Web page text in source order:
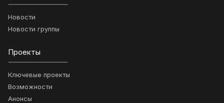
Новости
Новости группы
Проекты
Ключевые проекты
Возможности
Анонсы